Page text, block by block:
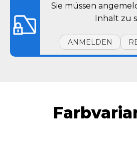
Sie müssen
Inhalt zu
ANMELDEN